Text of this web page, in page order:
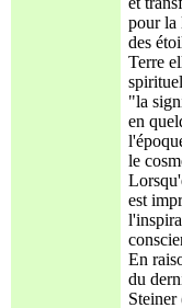
pour la
des
Terre
"la
en
le
est
En
du